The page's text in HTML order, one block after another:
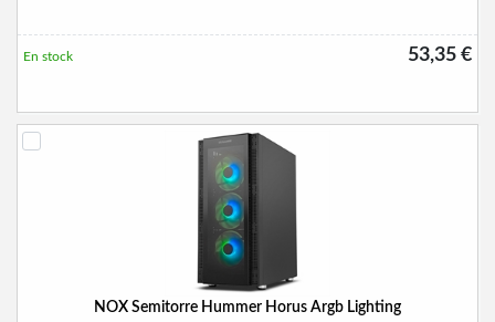
53,35 €
En stock
NOX Semitorre Hummer Horus Argb Lighting